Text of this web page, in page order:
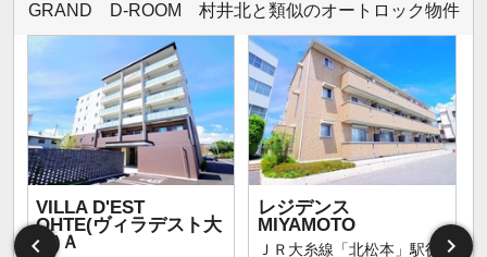
GRAND D-ROOM 村井北と類似のオートロック物件
VILLA D'EST
OHTE(ヴィラデスト大
手)Ａ
レジデンス
MIYAMOTO
ＪＲ大糸線「北松本」駅徒